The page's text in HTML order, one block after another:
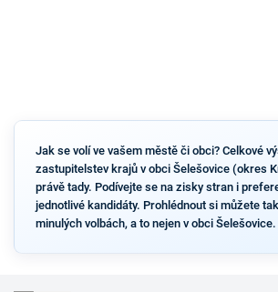
Jak se volí ve vašem městě či obci? Celkové
zastupitelstev krajů v obci Šelešovice (okres
právě tady. Podívejte se na zisky stran i
jednotlivé kandidáty. Prohlédnout si můžete
minulých volbách, a to nejen v obci Šelešovice.